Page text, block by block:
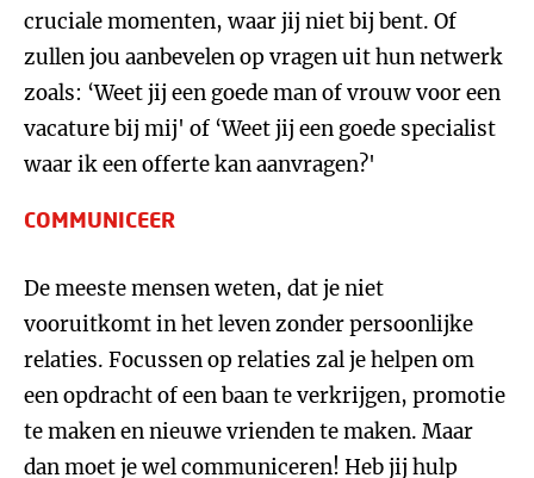
cruciale momenten, waar jij niet bij bent. Of
zullen jou aanbevelen op vragen uit hun netwerk
zoals: ‘Weet jij een goede man of vrouw voor een
vacature bij mij' of ‘Weet jij een goede specialist
waar ik een offerte kan aanvragen?'
COMMUNICEER
De meeste mensen weten, dat je niet
vooruitkomt in het leven zonder persoonlijke
relaties. Focussen op relaties zal je helpen om
een opdracht of een baan te verkrijgen, promotie
te maken en nieuwe vrienden te maken. Maar
dan moet je wel communiceren! Heb jij hulp